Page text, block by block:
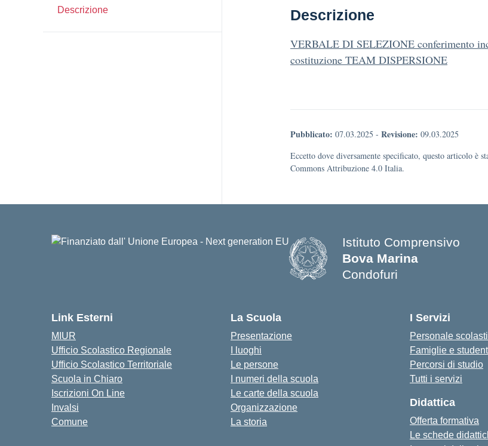
Descrizione Descrizione
VERBALE DI SELEZIONE conferimento
costituzione TEAM DISPERSIONE
Pubblicato: 07.03.2025 - Revisione: 09.03.2025
Eccetto dove diversamente specificato, questo articolo è
Commons Attribuzione 4.0 Italia.
Istituto Comprensivo
Bova Marina
Condofuri
Link Esterni
MIUR
Ufficio Scolastico Regionale
Ufficio Scolastico Territoriale
Scuola in Chiaro
Iscrizioni On Line
Invalsi
Comune
La Scuola
Presentazione
I luoghi
Le persone
I numeri della scuola
Le carte della scuola
Organizzazione
La storia
I Servizi
Personale
Famiglie e
Percorsi di studio
Tutti i servizi
Didattica
Offerta formativa
Le schede